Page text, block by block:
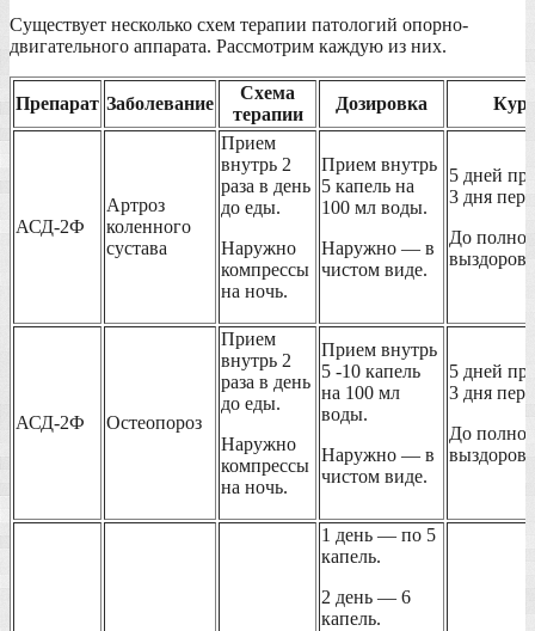
Существует несколько схем терапии патологий опорно-
двигательного аппарата. Рассмотрим каждую из них.
Препарат Заболевание
Схема
терапии
Дозировка Курс
АСД-2Ф
Артроз
коленного
сустава
Прием
внутрь 2
раза в день
до еды.
Наружно
компрессы
на ночь.
Прием внутрь
5 капель на
100 мл воды.
Наружно — в
чистом виде.
5 дней
3 дня
До
АСД-2Ф Остеопороз
Прием
внутрь 2
раза в день
до еды.
Наружно
компрессы
на ночь.
Прием внутрь
5 -10 капель
на 100 мл
воды.
Наружно — в
чистом виде.
5 дней
3 дня
До
1 день — по 5
капель.
2 день — 6
капель.